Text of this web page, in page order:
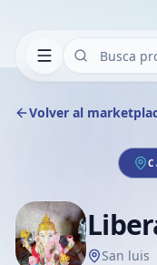
Volver al
San luis